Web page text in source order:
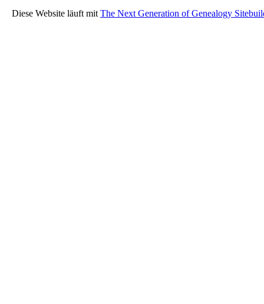
Diese Website läuft mit The Next Generation of Genealogy